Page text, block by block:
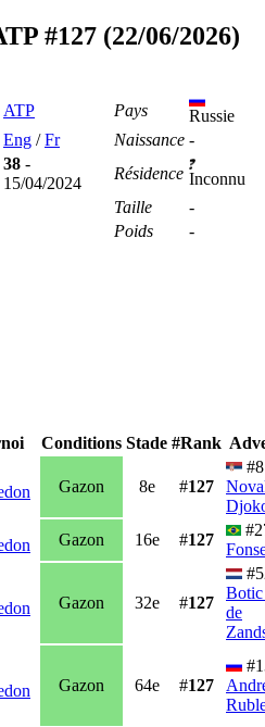
#127 (22/06/2026)
ATP Pays
Russie
Eng /Fr Naissance -
38 -
15/04/2024
Résidence Inconnu
Taille
-
Poids
-
Conditions Stade #Rank
Gazon 8e #127
#8
Gazon 16e #127
Gazon 32e #127
Botic
de
Gazon 64e #127